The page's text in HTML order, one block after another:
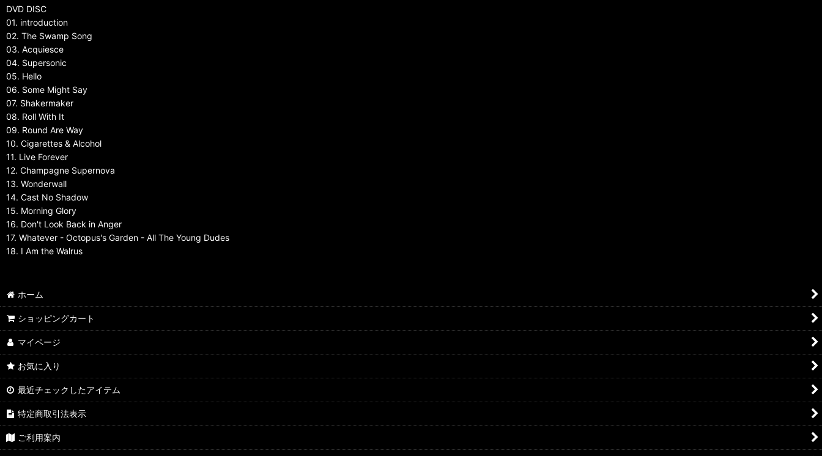
DVD DISC
01. introduction
02. The Swamp Song
03. Acquiesce
04. Supersonic
05. Hello
06. Some Might Say
07. Shakermaker
08. Roll With It
09. Round Are Way
10. Cigarettes & Alcohol
11. Live Forever
12. Champagne Supernova
13. Wonderwall
14. Cast No Shadow
15. Morning Glory
16. Don't Look Back in Anger
17. Whatever - Octopus's Garden - All The Young Dudes
18. I Am the Walrus
ホーム
ショッピングカート
マイページ
お気に入り
最近チェックしたアイテム
特定商取引法表示
ご利用案内